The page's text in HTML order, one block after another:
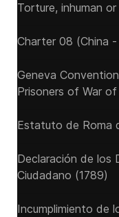
Torture, inhuman
Charter 08 (China
Geneva
Prisoners of War
Estatuto de Roma
Declaración de los
Ciudadano (1789)
Incumplimiento de